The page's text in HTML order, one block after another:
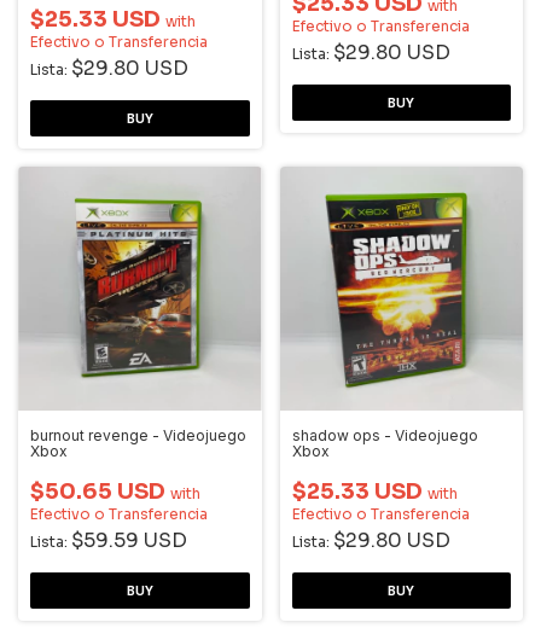
$25.33 USD with
Efectivo o Transferencia
Lista: $29.80 USD
with
Efectivo o Transferencia
Lista: $29.80 USD
burnout revenge - Videojuego
Xbox
$50.65 USD with
Efectivo o Transferencia
Lista: $59.59 USD
shadow ops - Videojuego
Xbox
$25.33 USD with
Efectivo o Transferencia
Lista: $29.80 USD